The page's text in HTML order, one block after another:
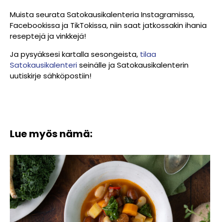
Muista seurata Satokausikalenteria Instagramissa,
Facebookissa ja TikTokissa, niin saat jatkossakin ihania
reseptejä ja vinkkejä!
Ja pysyäksesi kartalla sesongeista, tilaa
Satokausikalenteriseinälle ja Satokausikalenterin
uutiskirje sähköpostiin!
Lue myös nämä: